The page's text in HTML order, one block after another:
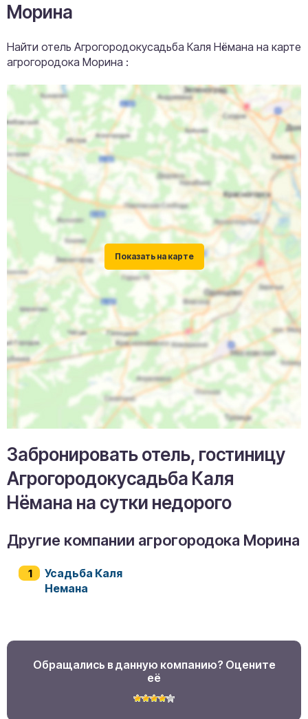
Морина
Найти отель Агрогородокусадьба Каля Нёмана на карте
агрогородока Морина :
Забронировать отель, гостиницу
Агрогородокусадьба Каля
Нёмана на сутки недорого
Другие компании агрогородока Морина
Усадьба Каля
Немана
Обращались в данную компанию? Оцените
её